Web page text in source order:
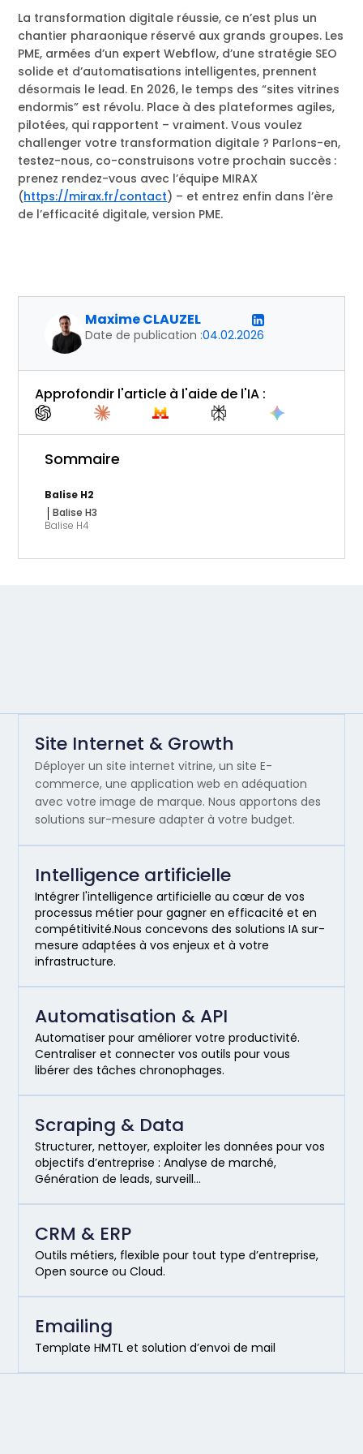
Maxime CLAUZEL
Date de publication :04.02.2026
Approfondir l'article à l'aide de l'IA :
Sommaire
Balise H2
Balise H3
Balise H4
La transformation digitale réussie, ce n’est plus un
chantier pharaonique réservé aux grands groupes. Les
PME, armées d’un expert Webflow, d’une stratégie SEO
solide et d’automatisations intelligentes, prennent
désormais le lead. En 2026, le temps des “sites vitrines
endormis” est révolu. Place à des plateformes agiles,
pilotées, qui rapportent – vraiment. Vous voulez
challenger votre transformation digitale ? Parlons-en,
testez-nous, co-construisons votre prochain succès :
prenez rendez-vous avec l’équipe MIRAX
(https://mirax.fr/contact) – et entrez enfin dans l’ère
de l’efficacité digitale, version PME.
Site Internet & Growth
Déployer un site internet vitrine, un site E-
commerce, une application web en adéquation
avec votre image de marque. Nous apportons des
solutions sur-mesure adapter à votre budget.
Emailing
Template HMTL et solution d’envoi de mail
Automatisation & API
Automatiser pour améliorer votre productivité.
Centraliser et connecter vos outils pour vous
libérer des tâches chronophages.
Scraping & Data
Structurer, nettoyer, exploiter les données pour vos
objectifs d’entreprise : Analyse de marché,
Génération de leads, surveill…
CRM & ERP
Outils métiers, flexible pour tout type d’entreprise,
Open source ou Cloud.
Intelligence artificielle
Intégrer l'intelligence artificielle au cœur de vos
processus métier pour gagner en efficacité et en
compétitivité.Nous concevons des solutions IA sur-
mesure adaptées à vos enjeux et à votre
infrastructure.